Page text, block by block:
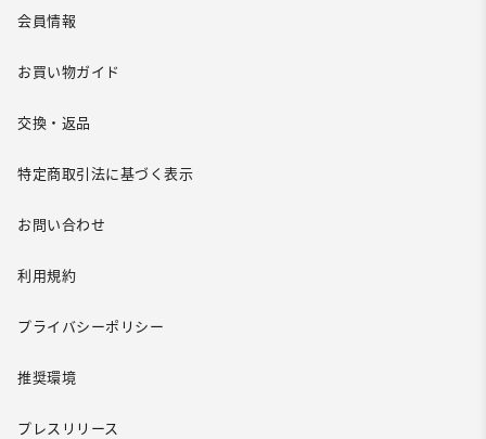
会員情報
お買い物ガイド
交換・返品
特定商取引法に基づく表示
お問い合わせ
利用規約
プライバシーポリシー
推奨環境
プレスリリース